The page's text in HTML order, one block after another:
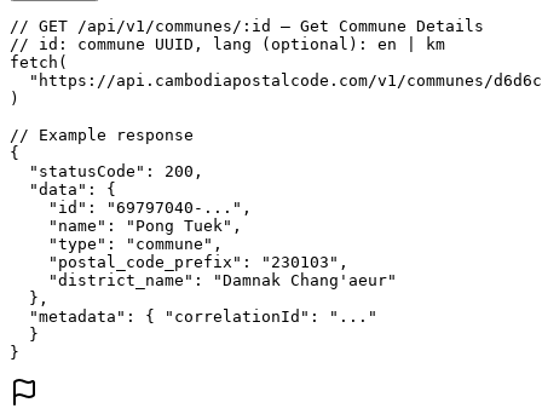
// GET /api/v1/communes/:id — Get Commune Details
// id: commune UUID, lang (optional): en | km
fetch (
"https://api.cambodiapostalcode.com/v1/communes/
)
// Example response
{
"statusCode" : 200 ,
"data" : {
"id" : "69797040-..." ,
"name" : "Pong Tuek" ,
"type" : "commune" ,
"postal_code_prefix" : "230103" ,
"district_name" :
"Damnak Chang'aeur"
},
"metadata" : { "correlationId" :
"..."
}
}